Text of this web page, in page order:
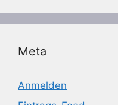
Meta
Anmelden